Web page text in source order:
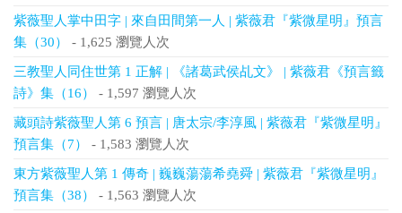
紫薇聖人掌中田字 | 來自田間第一人 | 紫薇君『紫微星明』預言
集（30）
- 1,625 瀏覽人次
三教聖人同住世第 1 正解 | 《諸葛武侯乩文》 | 紫薇君《預言籤
詩》集（16）
- 1,597 瀏覽人次
藏頭詩紫薇聖人第 6 預言 | 唐太宗/李淳風 | 紫薇君『紫微星明』
預言集（7）
- 1,583 瀏覽人次
東方紫薇聖人第 1 傳奇 | 巍巍蕩蕩希堯舜 | 紫薇君『紫微星明』
預言集（38）
- 1,563 瀏覽人次